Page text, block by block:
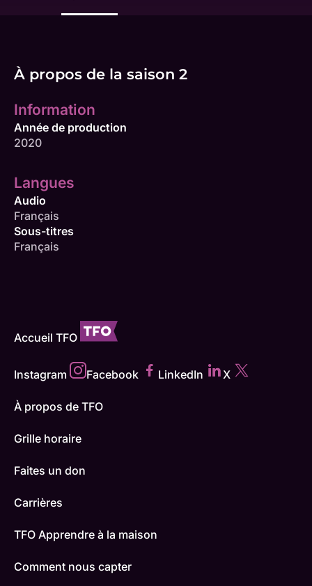
À propos de la saison 2
Information
Année de production
2020
Langues
Audio
Français
Sous-titres
Français
Accueil TFO
Instagram Facebook LinkedIn X
À propos de TFO
Grille horaire
Faites un don
Carrières
TFO Apprendre à la maison
Comment nous capter